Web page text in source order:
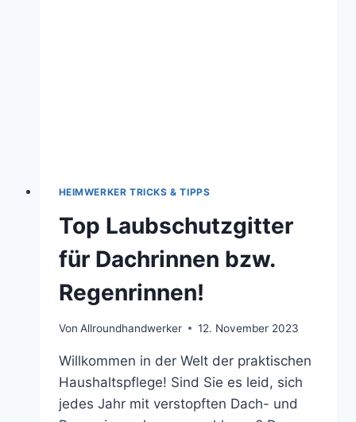
HEIMWERKER TRICKS & TIPPS
Top Laubschutzgitter
für Dachrinnen bzw.
Regenrinnen!
Von Allroundhandwerker 12. November 2023
Willkommen in der Welt der praktischen
Haushaltspflege! Sind Sie es leid, sich
jedes Jahr mit verstopften Dach- und